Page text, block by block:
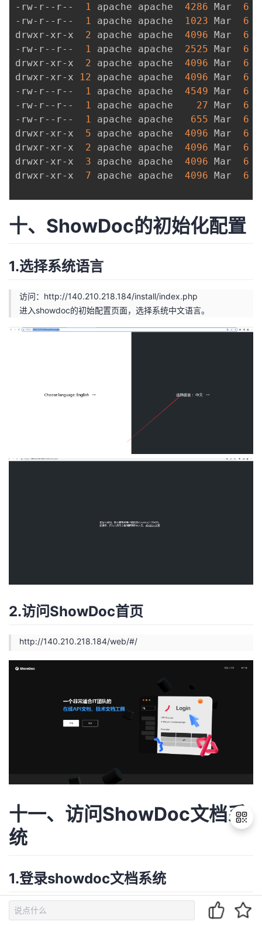
-rw-r--r--
1 apache apache 4286 Mar 6
-rw-r--r--
1 apache apache 1023 Mar 6
drwxr-xr-x 2 apache apache 4096 Mar 6
-rw-r--r--
1 apache apache 2525 Mar 6
drwxr-xr-x 2 apache apache 4096 Mar 6
drwxr-xr-x
12 apache apache 4096 Mar 6
-rw-r--r--
1 apache apache 4549 Mar 6
-rw-r--r--
1 apache apache 27 Mar 6
-rw-r--r--
1 apache apache 655 Mar 6
drwxr-xr-x 5 apache apache 4096 Mar 6
drwxr-xr-x 2 apache apache 4096 Mar 6
drwxr-xr-x 3 apache apache 4096 Mar 6
drwxr-xr-x 7 apache apache 4096 Mar 6
十、ShowDoc的初始化配置
1.选择系统语言
访问： http://140.210.218.184/install/index.php
进入showdoc的初始配置页面，选择系统中文语言。
2.访问ShowDoc首页
http://140.210.218.184/web/#/
十一、访问ShowDoc文档系
统
1.登录showdoc文档系统
默认账号密码showdoc/123456